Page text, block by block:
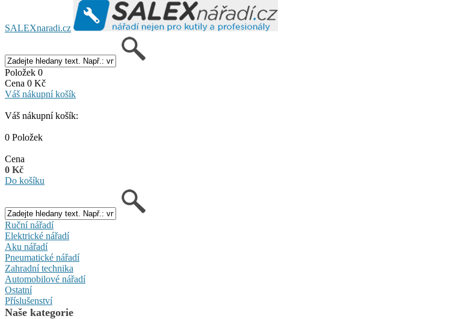
SALEXnaradi.cz
Položek 0
Cena 0 Kč
Váš nákupní košík
Váš nákupní košík:
0 Položek
Cena
0 Kč
Do košíku
Ruční nářadí
Elektrické nářadí
Aku nářadí
Pneumatické nářadí
Zahradní technika
Automobilové nářadí
Ostatní
Příslušenství
Naše kategorie